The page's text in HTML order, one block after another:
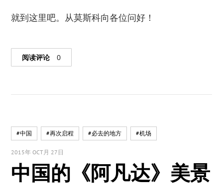
就到这里吧。从莫斯科向各位问好！
阅读评论 0
#中国 #再次启程 #必去的地方 #机场
2015年 OCT月 27日
中国的《阿凡达》美景